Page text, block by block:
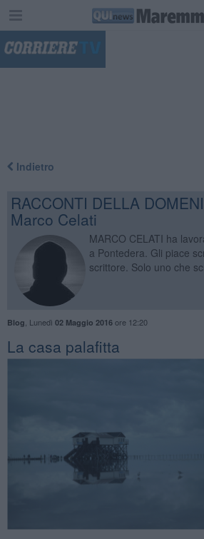
Indietro
RACCONTI DELLA
Marco Celati
MARCO CELATI ha
a Pontedera. Gli piace
scrittore. Solo uno che
Blog Lunedì 02 Maggio 2016ore 12:20
La casa palafitta